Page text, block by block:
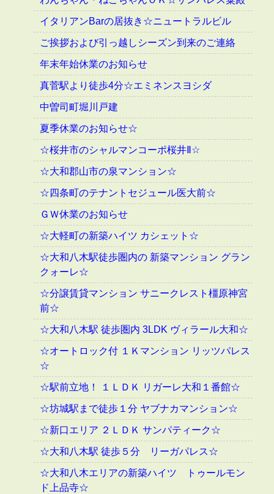
イタリアンBarの居抜き☆ニュートラルビル
ご挨拶および引っ越しシーズン到来のご連絡
年末年始休業のお知らせ
真菅駅より徒歩4分☆エミネンスヨシダ
中曽司町堀川戸建
夏季休業のお知らせ☆
☆桜井市のシャルマンコーポ桜井Ⅱ☆
☆大和郡山市の泉マンション☆
☆四条町のテナントセジュール医大前☆
ＧＷ休業のお知らせ
☆大軽町の新築ハイツ カシェット☆
☆大和八木駅徒歩圏内の 新築マンション グラン
クォーレ☆
☆分譲賃貸マンション サニークレスト橿原神宮
前☆
☆大和八木駅 徒歩圏内 3LDK ヴィラール大和☆
☆オートロック付 １Ｋマンション リッツパレス
☆
☆駅前立地！ １ＬＤＫ リガーレ大和１番館☆
☆坊城駅まで徒歩１分 ヤブナカマンション☆
☆新口エリア ２ＬＤＫ サンパティーク☆
☆大和八木駅 徒歩５分 リーガパレス☆
☆大和八木エリアの新築ハイツ トゥールモン
ド上品寺☆